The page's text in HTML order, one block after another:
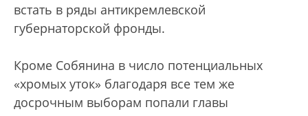
встать в ряды антикремлевской
губернаторской фронды.
Кроме Собянина в число потенциальных
«хромых уток» благодаря все тем же
досрочным выборам попали главы